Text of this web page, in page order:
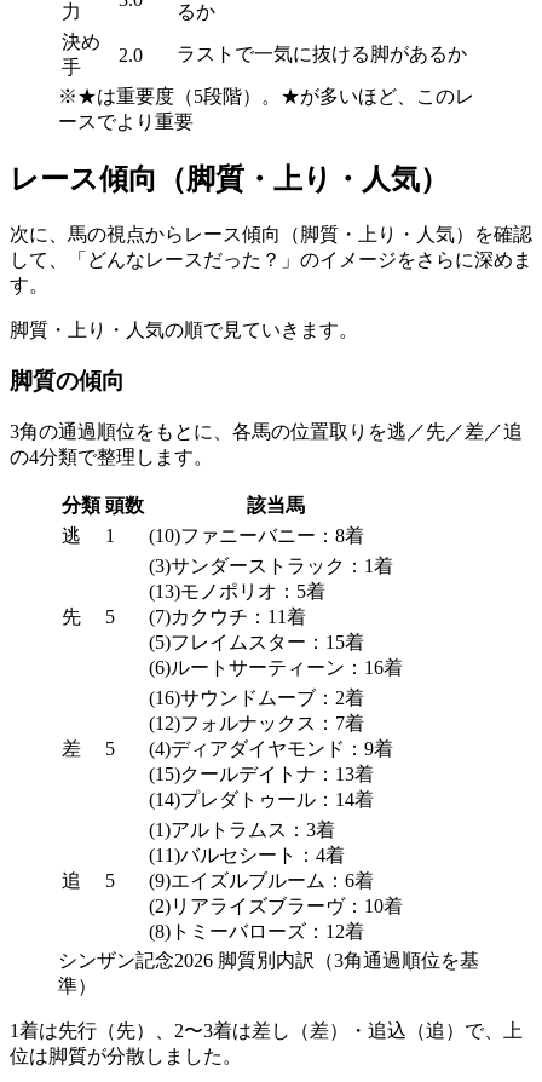
力
るか
決め
手
2.0 ラストで一気に抜ける脚があるか
※★は重要度（5段階）。★が多いほど、このレ
ースでより重要
レース傾向（脚質・上り・人気）
次に、馬の視点からレース傾向（脚質・上り・人気）を確認
して、
「どんなレースだった？」 のイメージをさらに深めま
す。
脚質 ・ 上り ・ 人気の順で見ていきます。
脚質の傾向
3角の通過順位をもとに、各馬の位置取りを逃／先／差／追
の4分類で整理します。
分類 頭数
該当馬
逃
1 (10)ファニーバニー：8着
先 5
(3)サンダーストラック：1着
(13)モノポリオ：5着
(7)カクウチ：11着
(5)フレイムスター：15着
(6)ルートサーティーン：16着
差 5
(16)サウンドムーブ：2着
(12)フォルナックス：7着
(4)ディアダイヤモンド：9着
(15)クールデイトナ：13着
(14)プレダトゥール：14着
追 5
(1)アルトラムス：3着
(11)バルセシート：4着
(9)エイズルブルーム：6着
(2)リアライズブラーヴ：10着
(8)トミーバローズ：12着
シンザン記念2026 脚質別内訳（3角通過順位を基
準）
1着は先行（先）
、2〜3着は差し（差）・追込（追）で、上
位は脚質が分散しました。